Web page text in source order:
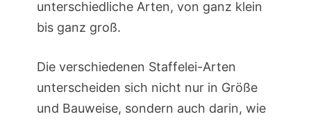
unterschiedliche Arten, von ganz klein
bis ganz groß.
Die verschiedenen Staffelei-Arten
unterscheiden sich nicht nur in Größe
und Bauweise, sondern auch darin, wie